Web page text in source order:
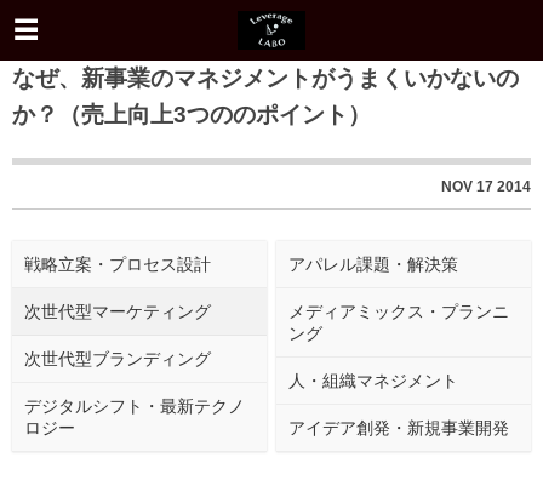
なぜ、新事業のマネジメントがうまくいかないの
か？（売上向上3つののポイント）
NOV 17 2014
戦略立案・プロセス設計
次世代型マーケティング
次世代型ブランディング
デジタルシフト・最新テクノ
ロジー
アパレル課題・解決策
メディアミックス・プランニ
ング
人・組織マネジメント
アイデア創発・新規事業開発